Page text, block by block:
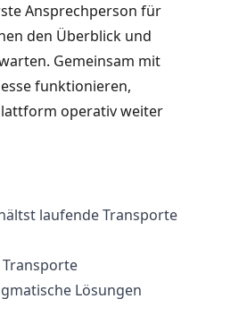
Ansprechperson für
den Überblick und
Gemeinsam mit
funktionieren,
operativ weiter
laufende Transporte
Lösungen